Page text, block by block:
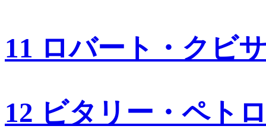
11 ロバート・クビ
12 ビタリー・ペト